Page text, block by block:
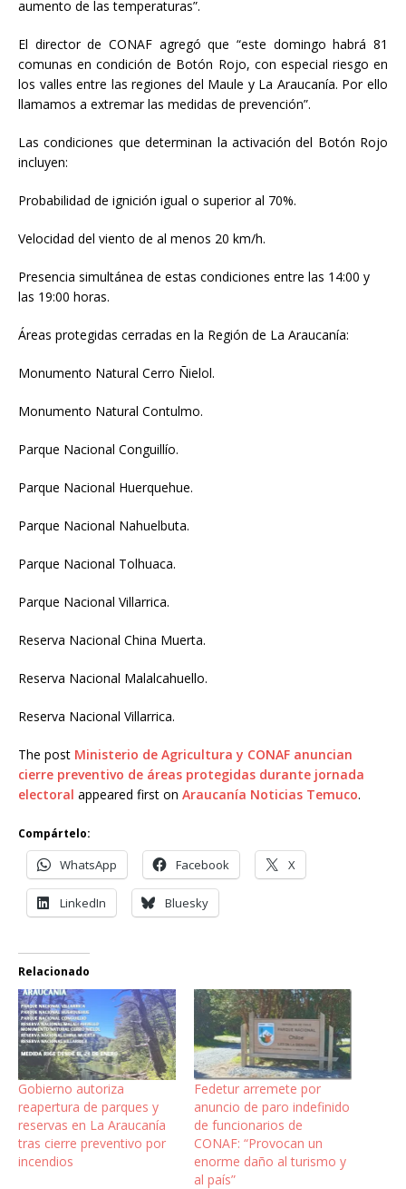
aumento de las temperaturas”.
El director de CONAF agregó que “este domingo habrá 81
comunas en condición de Botón Rojo, con especial riesgo en
los valles entre las regiones del Maule y La Araucanía. Por ello
llamamos a extremar las medidas de prevención”.
Las condiciones que determinan la activación del Botón Rojo
incluyen:
Probabilidad de ignición igual o superior al 70%.
Velocidad del viento de al menos 20 km/h.
Presencia simultánea de estas condiciones entre las 14:00 y
las 19:00 horas.
Áreas protegidas cerradas en la Región de La Araucanía:
Monumento Natural Cerro Ñielol.
Monumento Natural Contulmo.
Parque Nacional Conguillío.
Parque Nacional Huerquehue.
Parque Nacional Nahuelbuta.
Parque Nacional Tolhuaca.
Parque Nacional Villarrica.
Reserva Nacional China Muerta.
Reserva Nacional Malalcahuello.
Reserva Nacional Villarrica.
The post Ministerio de Agricultura y CONAF anuncian
cierre preventivo de áreas protegidas durante jornada
electoral appeared first on Araucanía Noticias Temuco.
Compártelo:
WhatsApp Facebook X
LinkedIn Bluesky
Relacionado
Gobierno autoriza
reapertura de parques y
reservas en La Araucanía
tras cierre preventivo por
incendios
Fedetur arremete por
anuncio de paro indefinido
de funcionarios de
CONAF: “Provocan un
enorme daño al turismo y
al país”